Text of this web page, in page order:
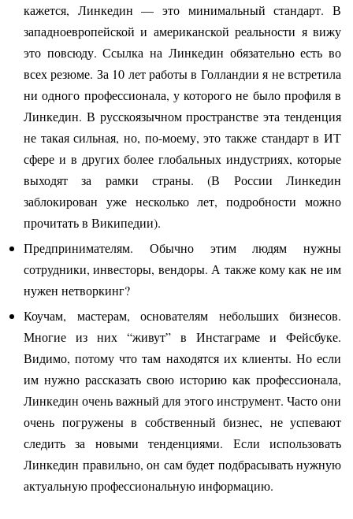
кажется, Линкедин — это минимальный стандарт. В
западноевропейской и американской реальности я вижу
это повсюду. Ссылка на Линкедин обязательно есть во
всех резюме. За 10 лет работы в Голландии я не встретила
ни одного профессионала, у которого не было профиля в
Линкедин. В русскоязычном пространстве эта тенденция
не такая сильная, но, по-моему, это также стандарт в ИТ
сфере и в других более глобальных индустриях, которые
выходят за рамки страны. (В России Линкедин
заблокирован уже несколько лет, подробности можно
прочитать в Википедии).
Предпринимателям. Обычно этим людям нужны
сотрудники, инвесторы, вендоры. А также кому как не им
нужен нетворкинг?
Коучам, мастерам, основателям небольших бизнесов.
Многие из них “живут” в Инстаграме и Фейсбуке.
Видимо, потому что там находятся их клиенты. Но если
им нужно рассказать свою историю как профессионала,
Линкедин очень важный для этого инструмент. Часто они
очень погружены в собственный бизнес, не успевают
следить за новыми тенденциями. Если использовать
Линкедин правильно, он сам будет подбрасывать нужную
актуальную профессиональную информацию.